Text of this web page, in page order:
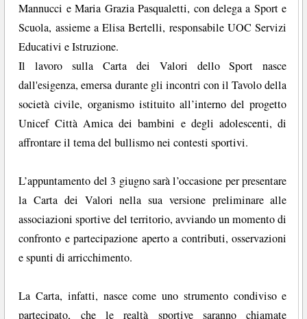
Mannucci e Maria Grazia Pasqualetti, con delega a Sport e
Scuola, assieme a Elisa Bertelli, responsabile UOC Servizi
Educativi e Istruzione.
Il lavoro sulla Carta dei Valori dello Sport nasce
dall'esigenza, emersa durante gli incontri con il Tavolo della
società civile, organismo istituito all’interno del progetto
Unicef Città Amica dei bambini e degli adolescenti, di
affrontare il tema del bullismo nei contesti sportivi.
L’appuntamento del 3 giugno sarà l’occasione per presentare
la Carta dei Valori nella sua versione preliminare alle
associazioni sportive del territorio, avviando un momento di
confronto e partecipazione aperto a contributi, osservazioni
e spunti di arricchimento.
La Carta, infatti, nasce come uno strumento condiviso e
partecipato, che le realtà sportive saranno chiamate